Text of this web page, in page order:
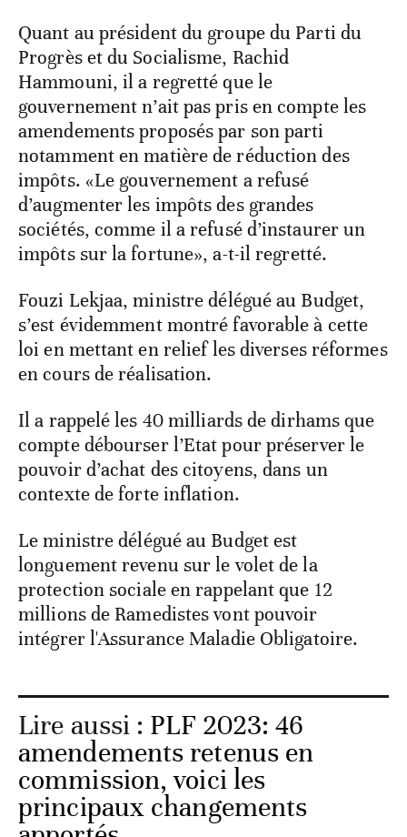
Quant au président du groupe du Parti du
Progrès et du Socialisme, Rachid
Hammouni, il a regretté que le
gouvernement n’ait pas pris en compte les
amendements proposés par son parti
notamment en matière de réduction des
impôts. «Le gouvernement a refusé
d’augmenter les impôts des grandes
sociétés, comme il a refusé d’instaurer un
impôts sur la fortune», a-t-il regretté.
Fouzi Lekjaa, ministre délégué au Budget,
s’est évidemment montré favorable à cette
loi en mettant en relief les diverses réformes
en cours de réalisation.
Il a rappelé les 40 milliards de dirhams que
compte débourser l’Etat pour préserver le
pouvoir d’achat des citoyens, dans un
contexte de forte inflation.
Le ministre délégué au Budget est
longuement revenu sur le volet de la
protection sociale en rappelant que 12
millions de Ramedistes vont pouvoir
intégrer l'Assurance Maladie Obligatoire.
Lire aussi : PLF 2023: 46
amendements retenus en
commission, voici les
principaux changements